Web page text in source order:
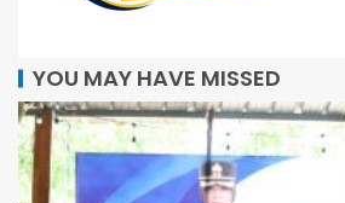
YOU MAY HAVE MISSED